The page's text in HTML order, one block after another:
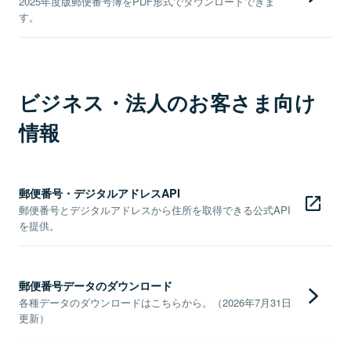
す。
ビジネス・法人のお客さま向け
情報
郵便番号・デジタルアドレスAPI
郵便番号とデジタルアドレスから住所を取得できる公式API
を提供。
郵便番号データのダウンロード
各種データのダウンロードはこちらから。（2026年7月31日
更新）